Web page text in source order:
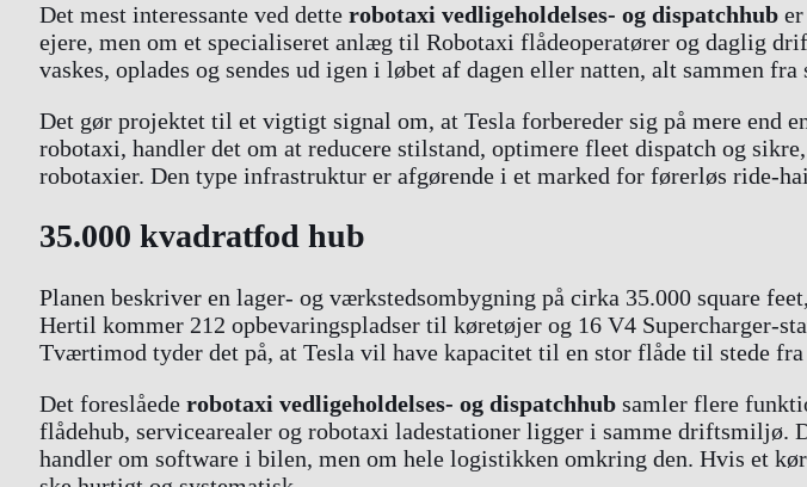
Det mest interessante ved dette robotaxi vedligeholdelses- og dispatchhub
ejere, men om et specialiseret anlæg til Robotaxi flådeoperatører og daglig
vaskes, oplades og sendes ud igen i løbet af dagen eller natten, alt sammen
Det gør projektet til et vigtigt signal om, at Tesla forbereder sig på mere end
robotaxi, handler det om at reducere stilstand, optimere fleet dispatch og
robotaxier. Den type infrastruktur er afgørende i et marked for førerløs ride-
35.000 kvadratfod hub
Planen beskriver en lager- og værkstedsombygning på cirka 35.000 square
Hertil kommer 212 opbevaringspladser til køretøjer og 16 V4 Supercharger-
Tværtimod tyder det på, at Tesla vil have kapacitet til en stor flåde til stede fra
Det foreslåede robotaxi vedligeholdelses- og dispatchhub samler flere
flådehub, servicearealer og robotaxi ladestationer ligger i samme
handler om software i bilen, men om hele logistikken omkring den. Hvis et